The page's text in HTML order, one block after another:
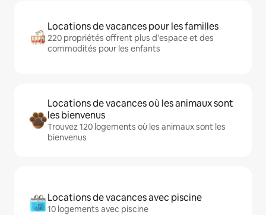
Locations de vacances pour les familles
220 propriétés offrent plus d'espace et des
commodités pour les enfants
Locations de vacances où les animaux sont
les bienvenus
Trouvez 120 logements où les animaux sont les
bienvenus
Locations de vacances avec piscine
10 logements avec piscine